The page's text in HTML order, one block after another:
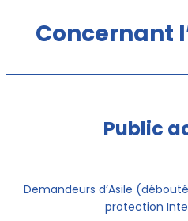
Concernant
Public
Demandeurs d’Asile
protection